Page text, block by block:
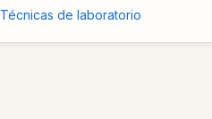
Técnicas de laboratorio